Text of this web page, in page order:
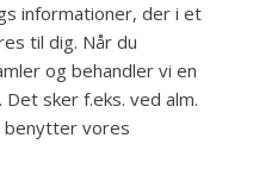
informationer, der i et
til dig. Når du
og behandler vi en
sker f.eks. ved alm.
benytter vores